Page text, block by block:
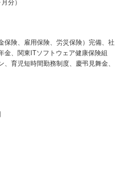
分）
保険、雇用保険、労災保険）完備、社
金、関東ITソフトウェア健康保険組
育児短時間勤務制度、慶弔見舞金、